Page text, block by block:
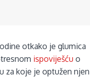
otkako je glumica
ispoviješću o
za koje je optužen njen